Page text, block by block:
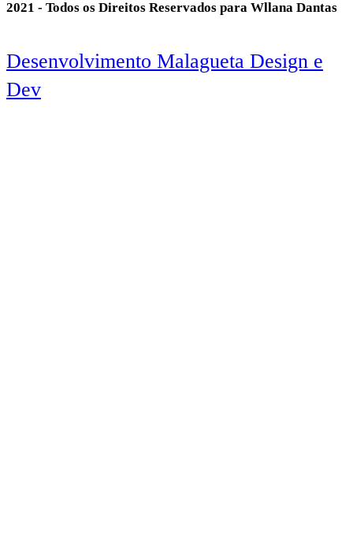
2021 - Todos os Direitos Reservados para Wllana Dantas
Desenvolvimento Malagueta Design e
Dev